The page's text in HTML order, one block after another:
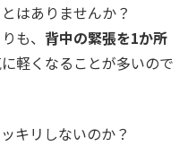
はありませんか？
も、 背中の緊張を1か所
軽くなることが多いので
キリしないのか？